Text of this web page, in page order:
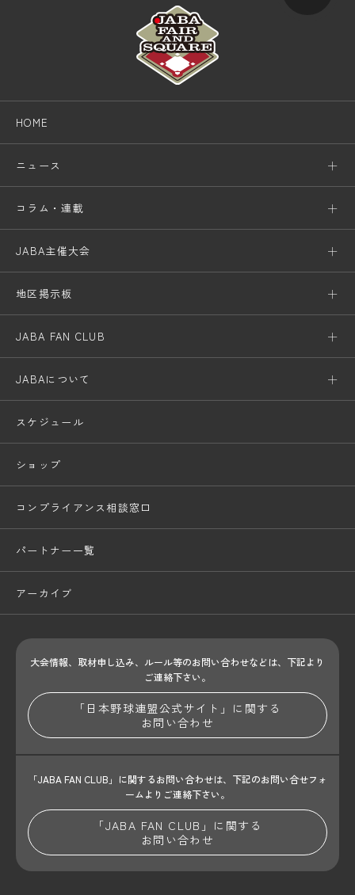
HOME
ニュース
コラム・連載
JABA主催大会
地区掲示板
JABA FAN CLUB
JABAについて
スケジュール
ショップ
コンプライアンス相談窓口
パートナー一覧
アーカイブ
大会情報、取材申し込み、ルール等のお問い合わせなどは、下記より
ご連絡下さい。
「日本野球連盟公式サイト」に関する
お問い合わせ
「JABA FAN CLUB」に関するお問い合わせは、 下記のお問い合せフォ
ームよりご連絡下さい。
「JABA FAN CLUB」に関する
お問い合わせ